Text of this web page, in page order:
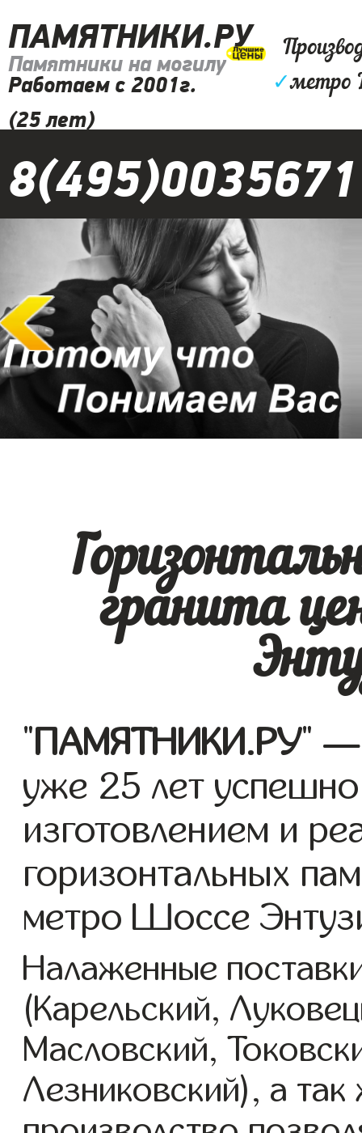
ПАМЯТНИКИ.РУ
Памятники на могилу
Работаем с 2001г.
(25 лет)
✓метро
8(495)0035671
гранита
"ПАМЯТНИКИ.РУ" —
уже 25 лет
изготовлением и
горизонтальных
метро Шоссе
Налаженные
(Карельский,
Масловский,
Лезниковский), а